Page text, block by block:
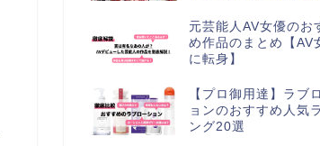
元芸能人AV女優のお
め作品のまとめ【AV
に転身】
【プロ御用達】ラブ
ョンのおすすめ人気
ング20選